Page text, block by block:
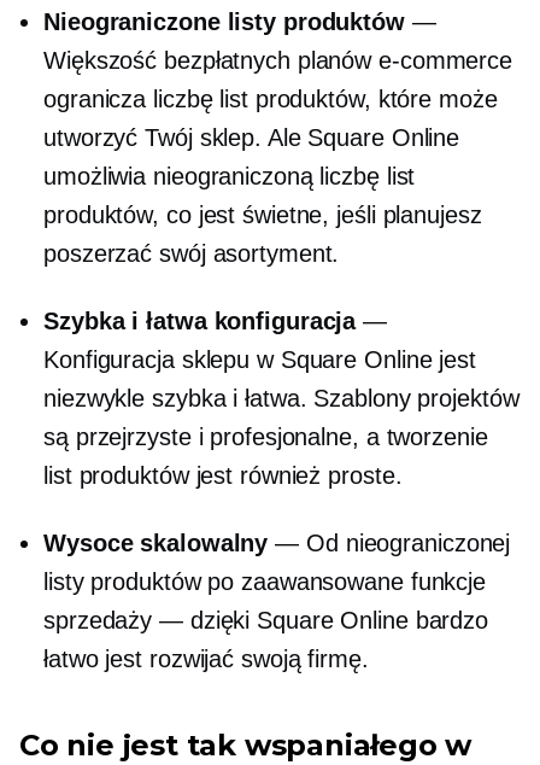
Nieograniczone listy produktów —
Większość bezpłatnych planów e-commerce
ogranicza liczbę list produktów, które może
utworzyć Twój sklep. Ale Square Online
umożliwia nieograniczoną liczbę list
produktów, co jest świetne, jeśli planujesz
poszerzać swój asortyment.
Szybka i łatwa konfiguracja—
Konfiguracja sklepu w Square Online jest
niezwykle szybka i łatwa. Szablony projektów
są przejrzyste i profesjonalne, a tworzenie
list produktów jest również proste.
Wysoce skalowalny — Od nieograniczonej
listy produktów po zaawansowane funkcje
sprzedaży — dzięki Square Online bardzo
łatwo jest rozwijać swoją firmę.
Co nie jest tak wspaniałego w